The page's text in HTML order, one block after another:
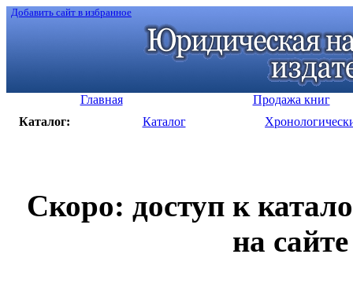
Добавить сайт в избранное
Главная
Продажа книг
Каталог:
Каталог
Скоро: доступ к
на